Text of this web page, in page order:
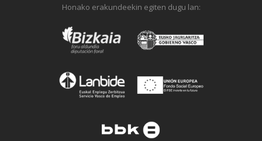
Honako erakundeekin egiten dugu lan: